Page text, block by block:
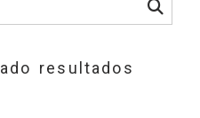
resultados